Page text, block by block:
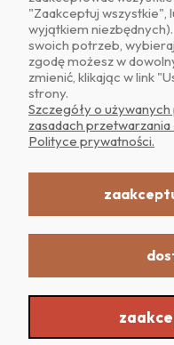
O NAS
OBSŁUGA KLIENTA
POMOC
MOJE KONTO
Realizacja: Dpl
Sklep
"Zaakceptuj wszystkie",
wyjątkiem
swoich potrzeb,
zgodę możesz w
zmienić, klikając w link
strony.
Szczegóły o
zasadach
Polityce prywatności.